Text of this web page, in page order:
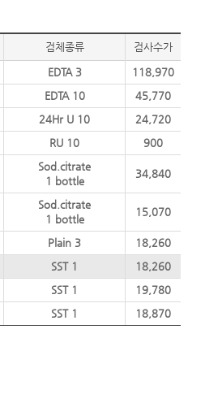
검체종류 검사수가
EDTA 3
118,970
EDTA 10
45,770
24Hr U 10
24,720
RU 10 900
Sod.citrate
1 bottle
34,840
Sod.citrate
1 bottle
15,070
Plain 3
18,260
SST 1
18,260
SST 1
19,780
SST 1 18,870